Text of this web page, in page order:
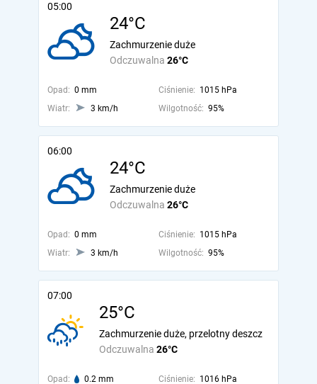
05:00
24°C
Odczuwalna 26°C
Zachmurzenie duże
Opad: 0 mm Ciśnienie: 1015 hPa
Wiatr:
3 km/h Wilgotność: 95%
06:00
24°C
Odczuwalna 26°C
Zachmurzenie duże
Opad: 0 mm Ciśnienie: 1015 hPa
Wiatr:
3 km/h Wilgotność: 95%
07:00
25°C
Odczuwalna 26°C
Zachmurzenie duże, przelotny deszcz
Opad: 0.2 mm Ciśnienie: 1016 hPa